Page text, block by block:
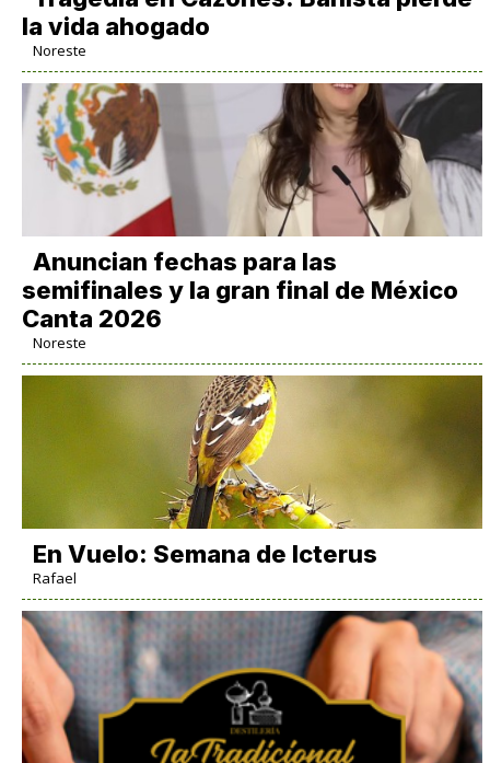
la vida ahogado
Noreste
Anuncian fechas para las
semifinales y la gran final de México
Canta 2026
Noreste
En Vuelo: Semana de Icterus
Rafael